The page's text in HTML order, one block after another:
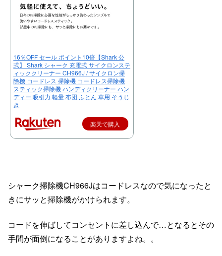
16％OFF セール ポイント10倍【Shark 公
式】 Shark シャーク 充電式 サイクロンステ
ィッククリーナー CH966J / サイクロン掃
除機 コードレス 掃除機 コードレス掃除機
スティック掃除機 ハンディクリーナー ハン
ディー 吸引力 軽量 布団 ふとん 車用 そうじ
き
楽天で購入
シャーク掃除機CH966Jはコードレスなので気になったと
きにサッと掃除機がかけられます。
コードを伸ばしてコンセントに差し込んで…となるとその
手間が面倒になることがありますよね。。